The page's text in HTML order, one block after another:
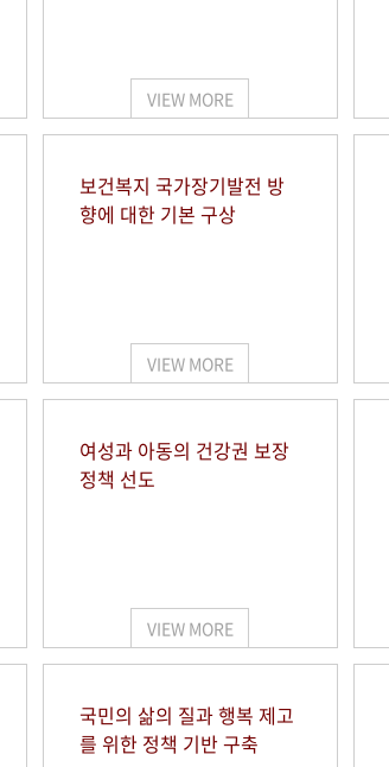
VIEW MORE
보건복지 국가장기발전 방
향에 대한 기본 구상
VIEW MORE
여성과 아동의 건강권 보장
정책 선도
VIEW MORE
국민의 삶의 질과 행복 제고
를 위한 정책 기반 구축